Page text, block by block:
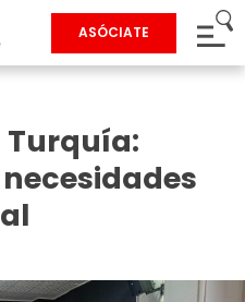
ASÓCIATE
Turquía: